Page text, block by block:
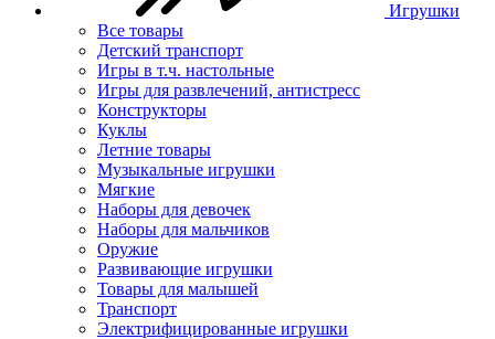
Игрушки
Все товары
Детский транспорт
Игры в т.ч. настольные
Игры для развлечений, антистресс
Конструкторы
Куклы
Летние товары
Музыкальные игрушки
Мягкие
Наборы для девочек
Наборы для мальчиков
Оружие
Развивающие игрушки
Товары для малышей
Транспорт
Электрифицированные игрушки